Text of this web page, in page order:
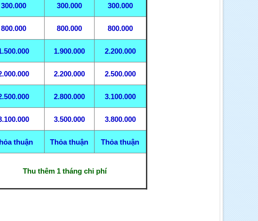
300.000 300.000 300.000
800.000 800.000 800.000
1.900.000 2.200.000
2.200.000 2.500.000
2.800.000 3.100.000
3.500.000 3.800.000
thuận Thỏa thuận Thỏa thuận
Thu thêm 1 tháng chi phí